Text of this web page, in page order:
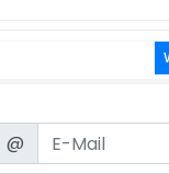
Email
@